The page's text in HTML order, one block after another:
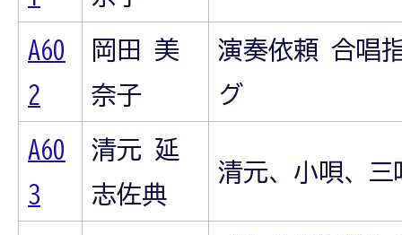
A60
2
岡田 美
奈子
演奏依頼 合唱
グ
A60
3
清元 延
志佐典
清元、小唄、三